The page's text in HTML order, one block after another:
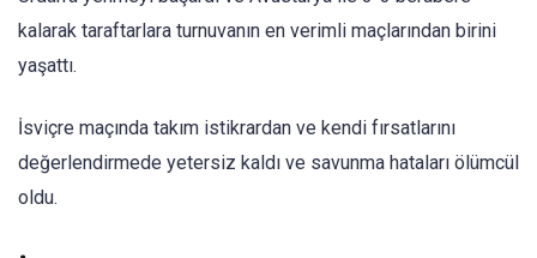
kalarak taraftarlara turnuvanın en verimli maçlarından birini
yaşattı.
İsviçre maçında takım istikrardan ve kendi fırsatlarını
değerlendirmede yetersiz kaldı ve savunma hataları ölümcül
oldu.